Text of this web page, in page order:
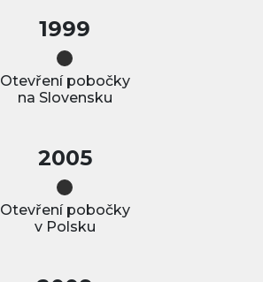
1999
Otevření pobočky
na Slovensku
2005
Otevření pobočky
v Polsku